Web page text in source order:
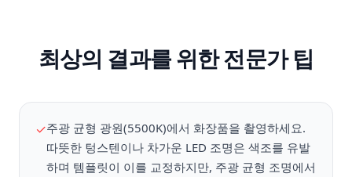
최상의 결과를 위한 전문가 팁
✓주광 균형 광원(5500K)에서 화장품을 촬영하세요.
따뜻한 텅스텐이나 차가운 LED 조명은 색조를 유발
하며 템플릿이 이를 교정하지만, 주광 균형 조명에서